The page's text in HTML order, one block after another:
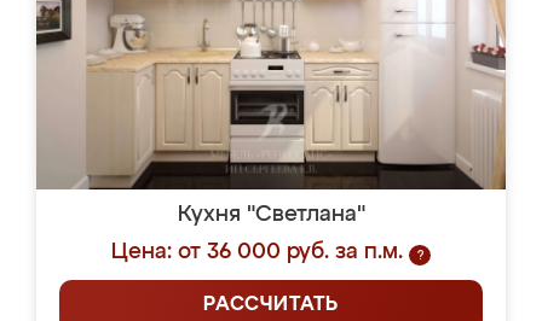
Кухня "Светлана"
Цена: от 36 000 руб. за п.м.
?
РАССЧИТАТЬ